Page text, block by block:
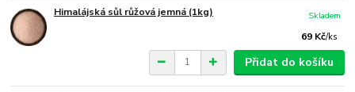
Himalájská sůl růžová jemná (1kg)
69 Kč/ks
Skladem
Přidat do košíku